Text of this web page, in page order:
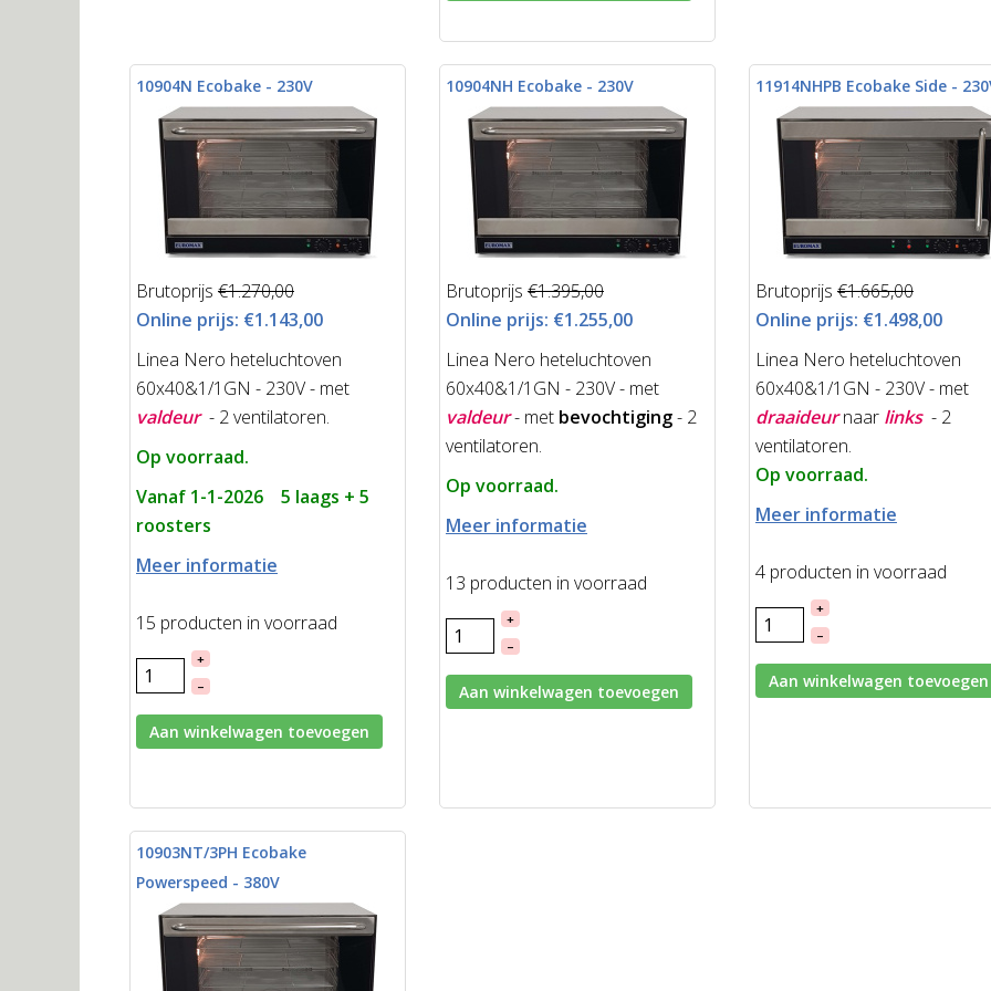
10904N Ecobake - 230V
Brutoprijs €1.270,00
Online prijs: €1.143,00
Linea Nero heteluchtoven
60x40&1/1GN - 230V - met
valdeur - 2 ventilatoren.
Op voorraad.
Vanaf 1-1-2026 5 laags + 5
roosters
Meer informatie
15 producten in voorraad
+
–
Aan winkelwagen toevoegen
10904NH Ecobake - 230V
Brutoprijs €1.395,00
Online prijs: €1.255,00
Linea Nero heteluchtoven
60x40&1/1GN - 230V - met
valdeur- met bevochtiging- 2
ventilatoren.
Op voorraad.
Meer informatie
13 producten in voorraad
+
–
Aan winkelwagen toevoegen
11914NHPB Ecobake Side -
Brutoprijs €1.665,00
Online prijs: €1.498,00
Linea Nero heteluchtoven
60x40&1/1GN - 230V - met
draaideurnaarlinks - 2
ventilatoren.
Op voorraad.
Meer informatie
4 producten in voorraad
+
–
Aan winkelwagen toevoegen
10903NT/3PH Ecobake
Powerspeed - 380V